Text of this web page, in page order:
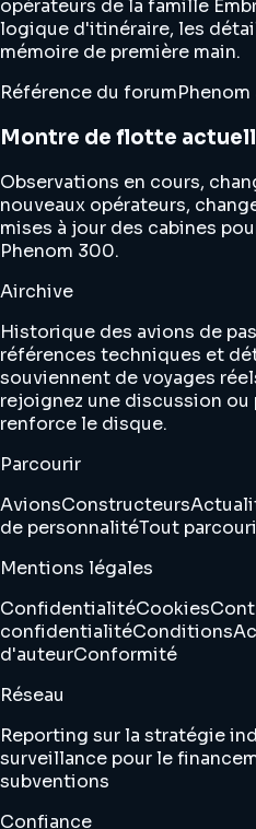
opérateurs de la famille
logique d'itinéraire, les
mémoire de première main.
Référence du forum
Montre de flotte
Observations en cours,
nouveaux opérateurs,
mises à jour des cabines
Phenom 300.
Airchive
Historique des avions de
références techniques et
souviennent de voyages
rejoignez une discussion ou
renforce le disque.
Parcourir
AvionsConstructeurs
de personnalitéTout
Mentions légales
ConfidentialitéCookies
confidentialitéConditions
d'auteurConformité
Réseau
Reporting sur la stratégie
surveillance pour le
subventions
Confiance